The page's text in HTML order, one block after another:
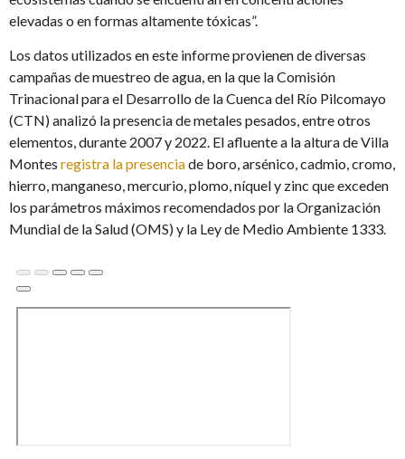
elevadas o en formas altamente tóxicas”.
Los datos utilizados en este informe provienen de diversas
campañas de muestreo de agua, en la que la Comisión
Trinacional para el Desarrollo de la Cuenca del Río Pilcomayo
(CTN) analizó la presencia de metales pesados, entre otros
elementos, durante 2007 y 2022. El afluente a la altura de Villa
Montes registra la presenciade boro, arsénico, cadmio, cromo,
hierro, manganeso, mercurio, plomo, níquel y zinc que exceden
los parámetros máximos recomendados por la Organización
Mundial de la Salud (OMS) y la Ley de Medio Ambiente 1333.